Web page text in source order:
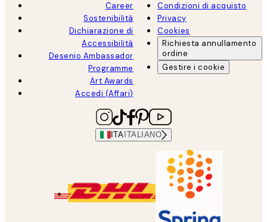
Career
Sostenibilità
Dichiarazione di
Accessibilità
Desenio Ambassador
Programme
Art Awards
Accedi (Affari)
Condizioni di acquisto
Privacy
Cookies
Richiesta annullamento
ordine
Gestire i cookie
ITA ITALIANO